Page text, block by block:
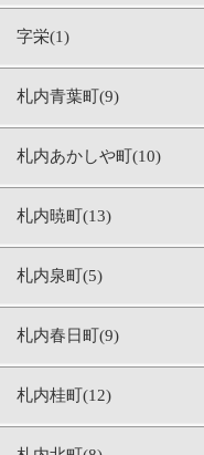
字栄(1)
札内青葉町(9)
札内あかしや町(10)
札内暁町(13)
札内泉町(5)
札内春日町(9)
札内桂町(12)